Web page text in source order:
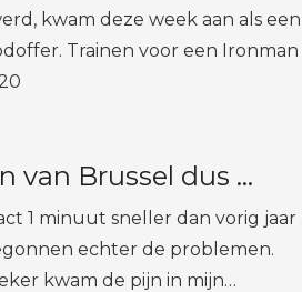
kwam deze week aan als een
Trainen voor een Ironman
van Brussel dus …
1 minuut sneller dan vorig jaar
echter de problemen.
kwam de pijn in mijn…